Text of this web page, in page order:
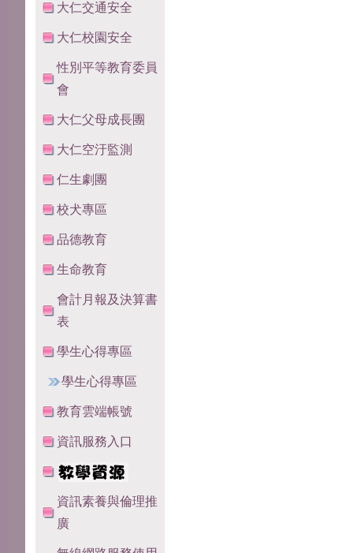
大仁交通安全
大仁校園安全
性別平等教育委員
會
大仁父母成長團
大仁空汙監測
仁生劇團
校犬專區
品德教育
生命教育
會計月報及決算書
表
學生心得專區
學生心得專區
教育雲端帳號
資訊服務入口
資訊素養與倫理推
廣